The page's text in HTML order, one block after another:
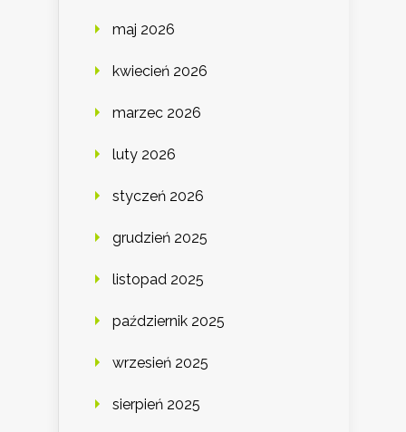
maj 2026
kwiecień 2026
marzec 2026
luty 2026
styczeń 2026
grudzień 2025
listopad 2025
październik 2025
wrzesień 2025
sierpień 2025